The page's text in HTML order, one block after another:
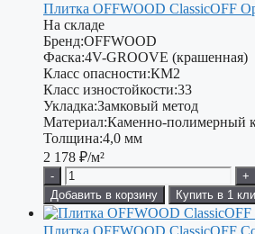
Плитка OFFWOOD ClassicOFF
На складе
Бренд:OFFWOOD
Фаска:4V-GROOVE (крашенная)
Класс опасности:КМ2
Класс изностойкости:33
Укладка:Замковый метод
Материал:Каменно-полимерный
Толщина:4,0 мм
2 178 ₽/м²
-
+
Добавить в корзину
Купить в 1
Плитка OFFWOOD ClassicOFF